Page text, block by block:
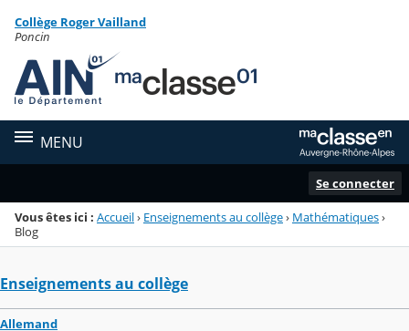
Menu de la rubrique
Contenu
Collège Roger Vailland
Poncin
MENU
Se connecter
Vous êtes ici : Accueil› Enseignements au collège› Mathématiques›
Blog
Enseignements au collège
Allemand